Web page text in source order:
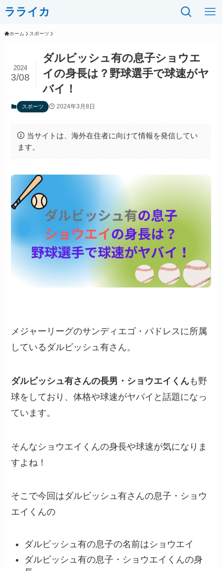
ラライカ
ホーム スポーツ
ダルビッシュ有の息子ショウエ
イの身長は？野球選手で球速がヤ
バイ！
2024
3/08
スポーツ 2024年3月8日
当サイトは、海外在住者に向けて情報を発信してい
ます。
メジャーリーグのサンディエゴ・パドレスに所属
しているダルビッシュ有さん。
ダルビッシュ有さんの長男・ショウエイくんも野
球をしており、体格や球速がヤバイと話題になっ
ています。
そんなショウエイくんの身長や球速が気になりま
すよね！
そこで今回はダルビッシュ有さんの息子・ショウ
エイくんの
ダルビッシュ有の息子の名前はショウエイ
ダルビッシュ有の息子・ショウエイくんの身